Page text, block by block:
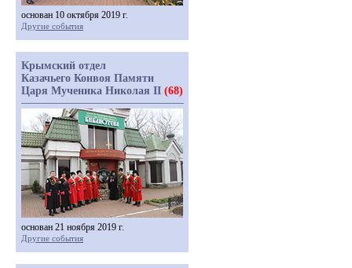
основан 10 октября 2019 г.
Другие события
Крымский отдел
Казачьего Конвоя Памяти
Царя Мученика Николая II (68)
основан 21 ноября 2019 г.
Другие события